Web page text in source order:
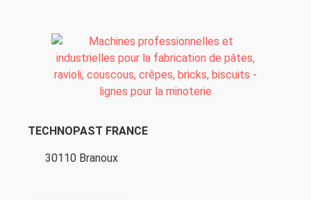
TECHNOPAST FRANCE
30110 Branoux